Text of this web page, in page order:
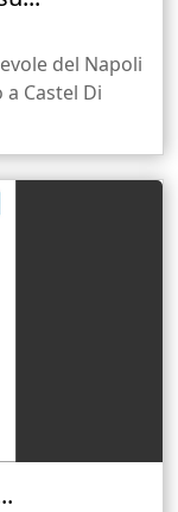
del Napoli
Castel Di